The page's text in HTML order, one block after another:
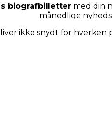
biografbilletter med din
månedlige
ikke snydt for hverken